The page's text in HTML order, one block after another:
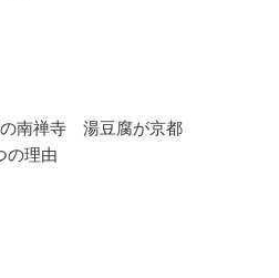
南禅寺 湯豆腐が京都
の理由